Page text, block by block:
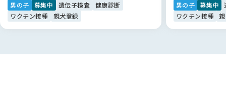
男の子 募集中 遺伝子検査
健康診断
ワクチン接種
親犬登録
男の子 募集中
ワクチン接種